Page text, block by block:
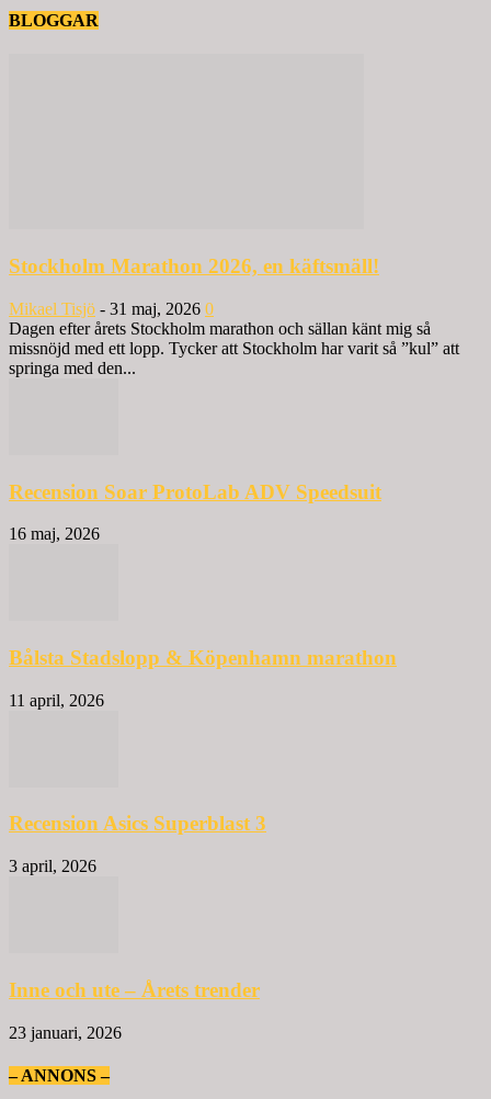
BLOGGAR
Stockholm Marathon 2026, en käftsmäll!
Mikael Tisjö - 31 maj, 2026 0
Dagen efter årets Stockholm marathon och sällan känt mig så
missnöjd med ett lopp. Tycker att Stockholm har varit så ”kul” att
springa med den...
Recension Soar ProtoLab ADV Speedsuit
16 maj, 2026
Bålsta Stadslopp & Köpenhamn marathon
11 april, 2026
Recension Asics Superblast 3
3 april, 2026
Inne och ute – Årets trender
23 januari, 2026
– ANNONS –